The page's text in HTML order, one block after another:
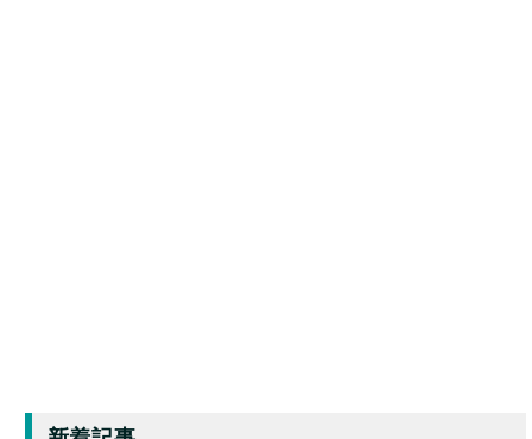
【鉄道】与島パーキングエリア：瀬戸大橋を走行中の「快速マ